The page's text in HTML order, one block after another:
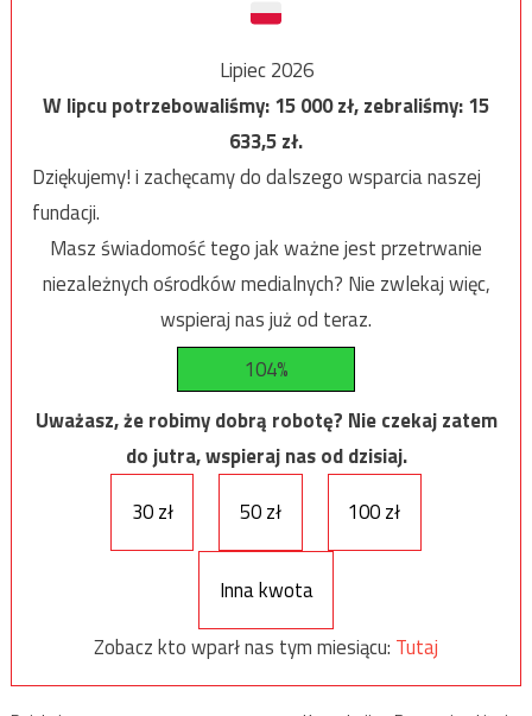
Lipiec 2026
W lipcu potrzebowaliśmy:15 000zł, zebraliśmy:15
633,5zł.
Dziękujemy! i zachęcamy do dalszego wsparcia naszej
fundacji.
Masz świadomość tego jak ważne jest przetrwanie
niezależnych ośrodków medialnych? Nie zwlekaj więc,
wspieraj nas już od teraz.
104%
Uważasz, że robimy dobrą robotę? Nie czekaj zatem
do jutra, wspieraj nas od dzisiaj.
30 zł
50 zł 100 zł
Inna kwota
Zobacz kto wparł nas tym miesiącu: Tutaj